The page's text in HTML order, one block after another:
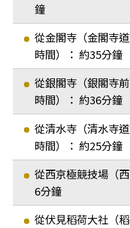
鐘
從金閣寺（金閣寺
時間）： 約35分鐘
從銀閣寺（銀閣寺
時間）： 約36分鐘
從清水寺（清水寺
時間）： 約25分鐘
從西京極競技場（
6分鐘
從伏見稻荷大社（